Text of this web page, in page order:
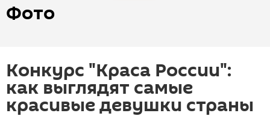
Фото
Конкурс "Краса России":
как выглядят самые
красивые девушки страны